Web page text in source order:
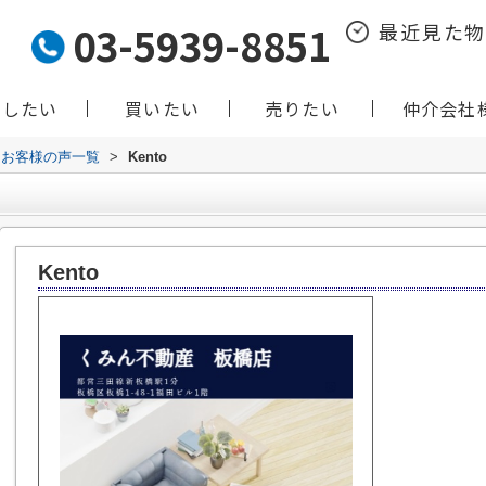
03-5939-8851 最近見た
たい 買いたい 売りたい 仲介会社
お客様の声一覧 > Kento
Kento